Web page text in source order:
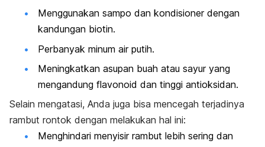
Menggunakan sampo dan kondisioner dengan
kandungan biotin.
Perbanyak minum air putih.
Meningkatkan asupan buah atau sayur yang
mengandung flavonoid dan tinggi antioksidan.
Selain mengatasi, Anda juga bisa mencegah terjadinya
rambut rontok dengan melakukan hal ini:
Menghindari menyisir rambut lebih sering dan